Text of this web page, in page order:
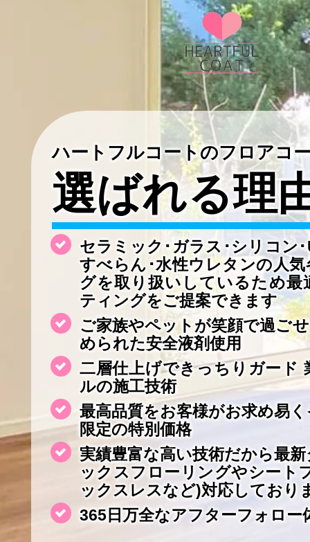
ハートフルコートのフロアコ
選ばれる理
セラミック･ガラス･シリコン
すべらん･水性ウレタンの人
グを取り扱いしているため最
ティングをご提案できます
ご家族やペットが笑顔で過ご
められた安全液剤使用
二層仕上げできっちりガード
ルの施工技術
最高品質をお客様がお求め易
限定の特別価格
実績豊富な高い技術だから最
ックスフローリングやシート
ックスレスなど)対応しており
365日万全なアフターフォロー